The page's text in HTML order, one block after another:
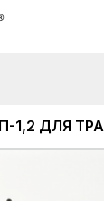
ДЛЯ